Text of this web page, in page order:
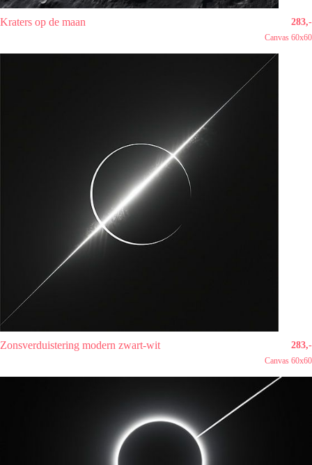
Kraters op de maan 283,-
Canvas 60x60
Zonsverduistering modern zwart-wit 283,-
Canvas 60x60